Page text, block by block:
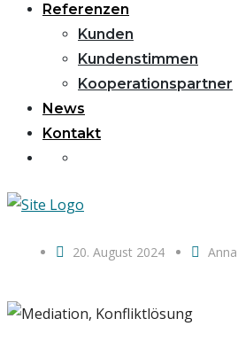
Referenzen
Kunden
Kundenstimmen
Kooperationspartner
News
Kontakt
20. August 2024